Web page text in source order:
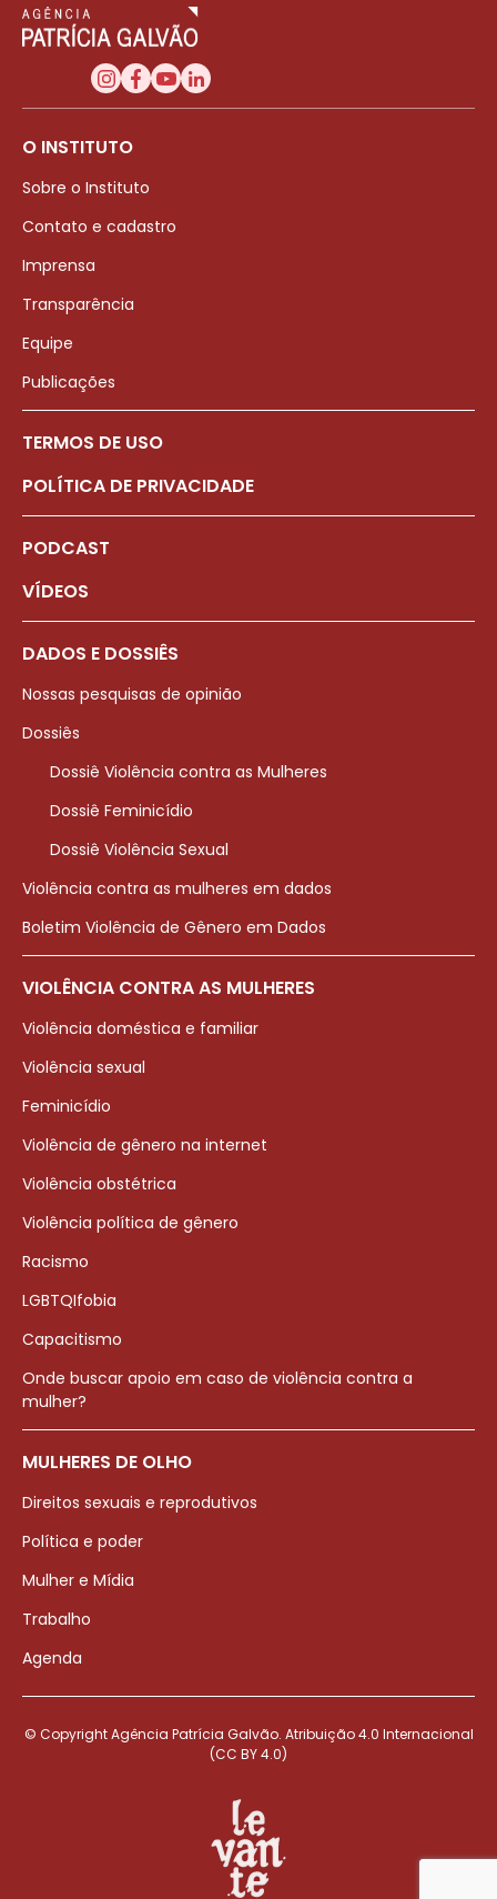
O INSTITUTO
Sobre o Instituto
Contato e cadastro
Imprensa
Transparência
Equipe
Publicações
TERMOS DE USO
POLÍTICA DE PRIVACIDADE
PODCAST
VÍDEOS
DADOS E DOSSIÊS
Nossas pesquisas de opinião
Dossiês
Dossiê Violência contra as Mulheres
Dossiê Feminicídio
Dossiê Violência Sexual
Violência contra as mulheres em dados
Boletim Violência de Gênero em Dados
VIOLÊNCIA CONTRA AS MULHERES
Violência doméstica e familiar
Violência sexual
Feminicídio
Violência de gênero na internet
Violência obstétrica
Violência política de gênero
Racismo
LGBTQIfobia
Capacitismo
Onde buscar apoio em caso de violência contra a
mulher?
MULHERES DE OLHO
Direitos sexuais e reprodutivos
Política e poder
Mulher e Mídia
Trabalho
Agenda
© Copyright Agência Patrícia Galvão. Atribuição 4.0 Internacional
(CC BY 4.0)